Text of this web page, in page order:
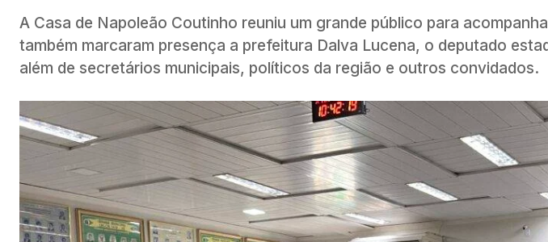
A Casa de Napoleão Coutinho reuniu um grande público para
também marcaram presença a prefeitura Dalva Lucena, o deputado
além de secretários municipais, políticos da região e outros convidados.